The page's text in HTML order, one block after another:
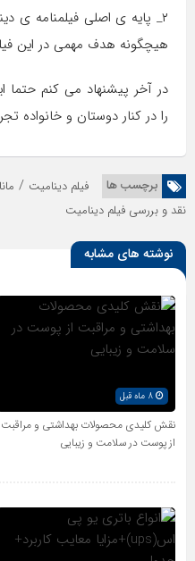
۲_ پایه ی اصلی فیلمنامه ی
هیچگونه هدف مهمی در این
در آخر پیشنهاد می کنم حتما
را در کنار دوستان و خانواده
برچسب ها فیلم دینامیت /
نقد و بررسی فیلم دینامیت
نوشته های مشابه
8 ماه قبل
نقش کلیدی محصولات بهداشتی و مراقبت
از پوست در سلامت و زیبایی